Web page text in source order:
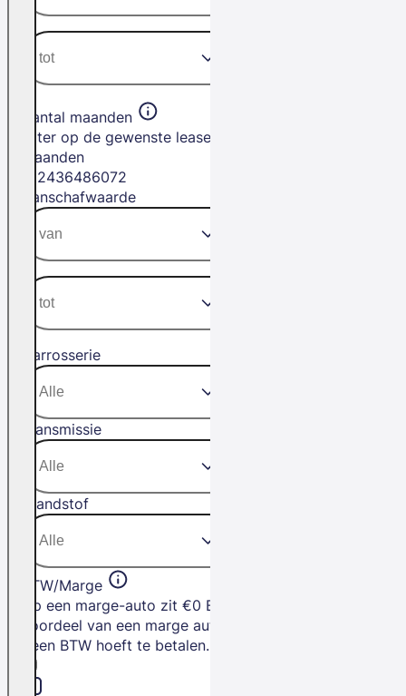
Aantal maanden
Filter op de gewenste leasetermijn in
maanden
2436486072
Aanschafwaarde
Carrosserie
Transmissie
Brandstof
BTW/Marge
Op een marge-auto zit €0 BTW. Het
voordeel van een marge auto is dat je
geen BTW hoeft te betalen.